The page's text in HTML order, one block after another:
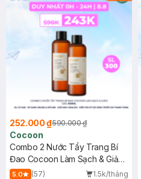
252.000 ₫590.000 ₫
Cocoon
Combo 2 Nước Tẩy Trang Bí
Đao Cocoon Làm Sạch & Giảm
Dầu 500ml
5.0 (57)
1.5k/tháng